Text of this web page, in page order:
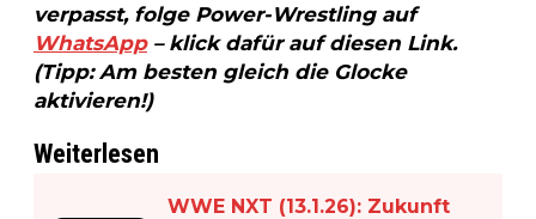
verpasst, folge Power-Wrestling auf
WhatsApp– klick dafür auf diesen Link.
(Tipp: Am besten gleich die Glocke
aktivieren!)
Weiterlesen
WWE NXT (13.1.26): Zukunft